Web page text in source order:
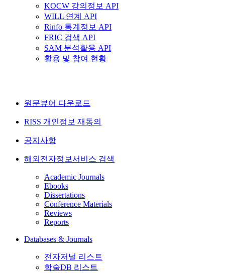
KOCW 강의정보 API
WILL 연계 API
Rinfo 통계정보 API
FRIC 검색 API
SAM 분석활용 API
활용 및 참여 현황
원문뷰어 다운로드
RISS 개인정보 재동의
공지사항
해외전자정보서비스 검색
Academic Journals
Ebooks
Dissertations
Conference Materials
Reviews
Reports
Databases & Journals
전자저널 리스트
학술DB 리스트